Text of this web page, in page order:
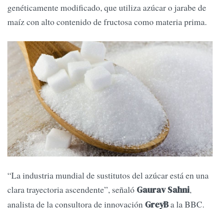
genéticamente modificado, que utiliza azúcar o jarabe de
maíz con alto contenido de fructosa como materia prima.
“La industria mundial de sustitutos del azúcar está en una
clara trayectoria ascendente”, señaló Gaurav Sahni,
analista de la consultora de innovación GreyBa la BBC.